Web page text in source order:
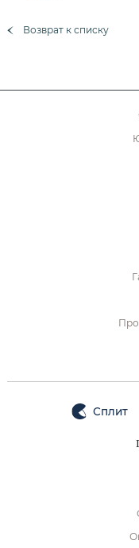
Возврат к списку
Сплит